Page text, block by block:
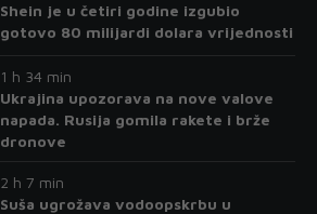
Shein je u četiri godine izgubio
gotovo 80 milijardi dolara vrijednosti
1 h 34 min
Ukrajina upozorava na nove valove
napada. Rusija gomila rakete i brže
dronove
2 h 7 min
Suša ugrožava vodoopskrbu u